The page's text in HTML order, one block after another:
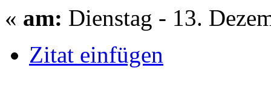
« am: Dienstag - 13.
Zitat einfügen